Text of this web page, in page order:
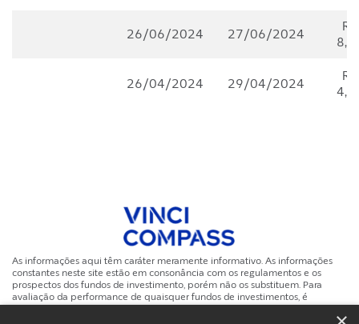
26/06/2024 27/06/2024
R$
26/04/2024 29/04/2024
R$
As informações aqui têm caráter meramente informativo. As informações
constantes neste site estão em consonância com os regulamentos e os
prospectos dos fundos de investimento, porém não os substituem. Para
avaliação da performance de quaisquer fundos de investimentos, é